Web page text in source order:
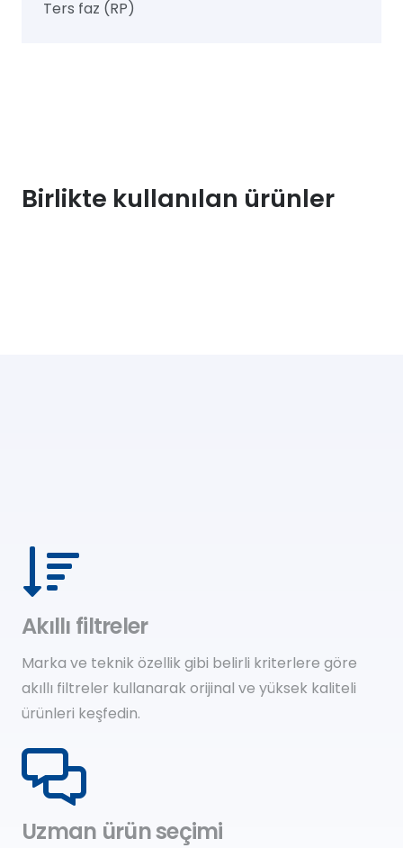
Ters faz (RP)
Birlikte kullanılan ürünler
Akıllı filtreler
Marka ve teknik özellik gibi belirli kriterlere göre
akıllı filtreler kullanarak orijinal ve yüksek kaliteli
ürünleri keşfedin.
Uzman ürün seçimi